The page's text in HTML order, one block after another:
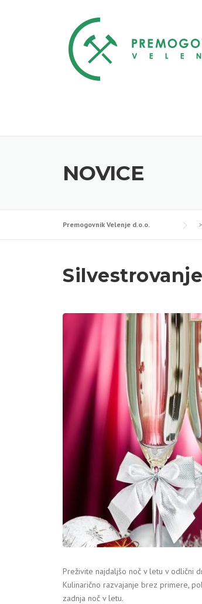
NOVICE
Premogovnik Velenje d.o.o. >
Preživite najdaljšo noč v letu v odlični
Kulinarično razvajanje brez primere,
zadnja noč v letu.